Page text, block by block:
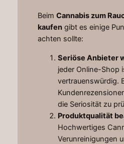
Beim Cannabis zum
kaufengibt es einige
achten sollte:
Seriöse Anbieter
jeder Online-Shop
vertrauenswürdig.
die Seriosität zu
Produktqualität
Hochwertiges
Verunreinigungen